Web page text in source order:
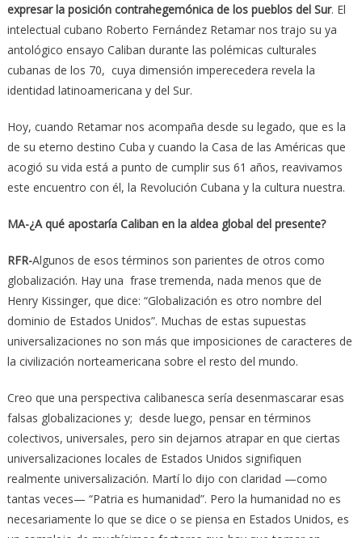
expresar la posición contrahegemónica de los pueblos del Sur. El
intelectual cubano Roberto Fernández Retamar nos trajo su ya
antológico ensayo Caliban durante las polémicas culturales
cubanas de los 70, cuya dimensión imperecedera revela la
identidad latinoamericana y del Sur.
Hoy, cuando Retamar nos acompaña desde su legado, que es la
de su eterno destino Cuba y cuando la Casa de las Américas que
acogió su vida está a punto de cumplir sus 61 años, reavivamos
este encuentro con él, la Revolución Cubana y la cultura nuestra.
MA-¿A qué apostaría Caliban en la aldea global del presente?
RFR-Algunos de esos términos son parientes de otros como
globalización. Hay una frase tremenda, nada menos que de
Henry Kissinger, que dice: “Globalización es otro nombre del
dominio de Estados Unidos”. Muchas de estas supuestas
universalizaciones no son más que imposiciones de caracteres de
la civilización norteamericana sobre el resto del mundo.
Creo que una perspectiva calibanesca sería desenmascarar esas
falsas globalizaciones y; desde luego, pensar en términos
colectivos, universales, pero sin dejarnos atrapar en que ciertas
universalizaciones locales de Estados Unidos signifiquen
realmente universalización. Martí lo dijo con claridad —como
tantas veces— “Patria es humanidad”. Pero la humanidad no es
necesariamente lo que se dice o se piensa en Estados Unidos, es